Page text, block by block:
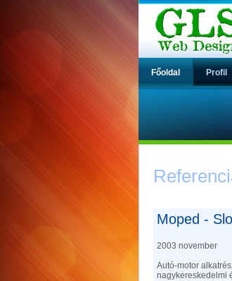
Főoldal Profil
Moped -
2003 november
Autó-motor
nagykereskedelmi